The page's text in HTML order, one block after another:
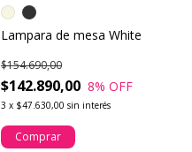
Lampara de mesa White
$142.890,00
$154.690,00
8% OFF
3 x $47.630,00 sin interés
Comprar